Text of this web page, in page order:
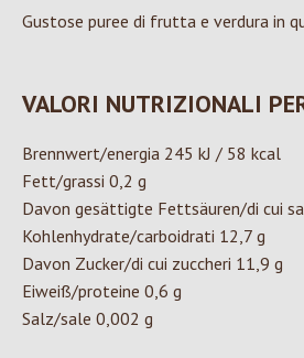
Gustose puree di frutta e verdura in
VALORI NUTRIZIONALI
Brennwert/energia 245 kJ / 58 kcal
Fett/grassi 0,2 g
Davon gesättigte Fettsäuren/di cui
Kohlenhydrate/carboidrati 12,7 g
Davon Zucker/di cui zuccheri 11,9 g
Eiweiß/proteine 0,6 g
Salz/sale 0,002 g